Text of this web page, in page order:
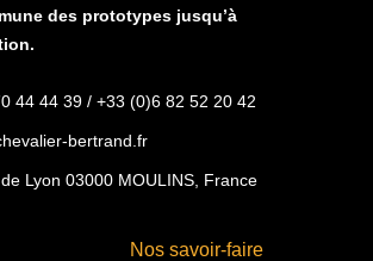
des prototypes jusqu’à
44 44 39 / +33 (0)6 82 52 20 42
bertrand.fr
Lyon 03000 MOULINS, France
Nos savoir-faire